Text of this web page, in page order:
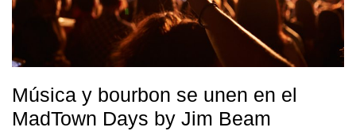
Música y bourbon se unen en el
MadTown Days by Jim Beam